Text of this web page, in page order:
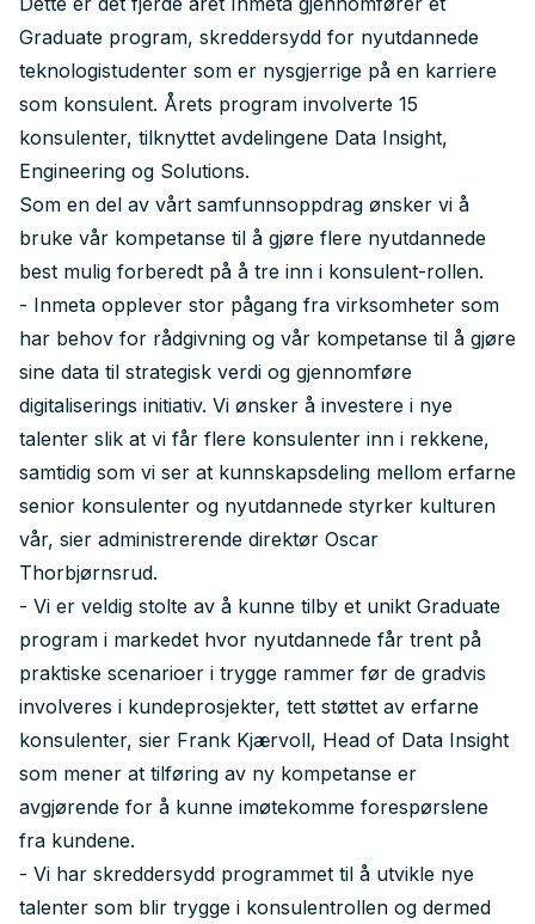
Graduate program, skreddersydd for nyutdannede
teknologistudenter som er nysgjerrige på en karriere
som konsulent. Årets program involverte 15
konsulenter, tilknyttet avdelingene Data Insight,
Engineering og Solutions.
Som en del av vårt samfunnsoppdrag ønsker vi å
bruke vår kompetanse til å gjøre flere nyutdannede
best mulig forberedt på å tre inn i konsulent-rollen.
- Inmeta opplever stor pågang fra virksomheter som
har behov for rådgivning og vår kompetanse til å gjøre
sine data til strategisk verdi og gjennomføre
digitaliserings initiativ. Vi ønsker å investere i nye
talenter slik at vi får flere konsulenter inn i rekkene,
samtidig som vi ser at kunnskapsdeling mellom erfarne
senior konsulenter og nyutdannede styrker kulturen
vår, sier administrerende direktør Oscar
Thorbjørnsrud.
- Vi er veldig stolte av å kunne tilby et unikt Graduate
program i markedet hvor nyutdannede får trent på
praktiske scenarioer i trygge rammer før de gradvis
involveres i kundeprosjekter, tett støttet av erfarne
konsulenter, sier Frank Kjærvoll, Head of Data Insight
som mener at tilføring av ny kompetanse er
avgjørende for å kunne imøtekomme forespørslene
fra kundene.
- Vi har skreddersydd programmet til å utvikle nye
talenter som blir trygge i konsulentrollen og dermed